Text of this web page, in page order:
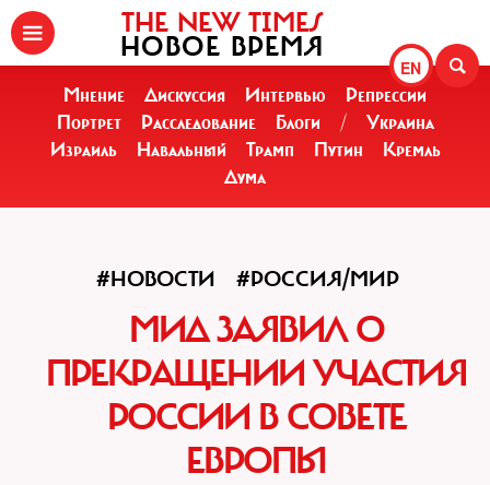
EN
THE NEW TIMES
НОВОЕ ВРЕМЯ
Мнение Дискуссия Интервью
Репрессии
Портрет
Расследование Блоги /
Украина
Израиль
Навальный Трамп Путин
Кремль
Дума
#НОВОСТИ #РОССИЯ/МИР
МИД ЗАЯВИЛ О
ПРЕКРАЩЕНИИ УЧАСТИЯ
РОССИИ В СОВЕТЕ
ЕВРОПЫ